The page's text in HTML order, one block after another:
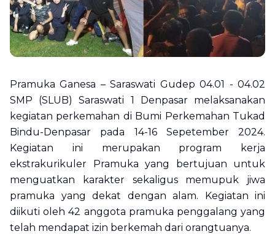
Pramuka Ganesa – Saraswati Gudep 04.01 - 04.02
SMP (SLUB) Saraswati 1 Denpasar melaksanakan
kegiatan perkemahan di Bumi Perkemahan Tukad
Bindu-Denpasar pada 14-16 Sepetember 2024.
Kegiatan ini merupakan program kerja
ekstrakurikuler Pramuka yang bertujuan untuk
menguatkan karakter sekaligus memupuk jiwa
pramuka yang dekat dengan alam. Kegiatan ini
diikuti oleh 42 anggota pramuka penggalang yang
telah mendapat izin berkemah dari orangtuanya.